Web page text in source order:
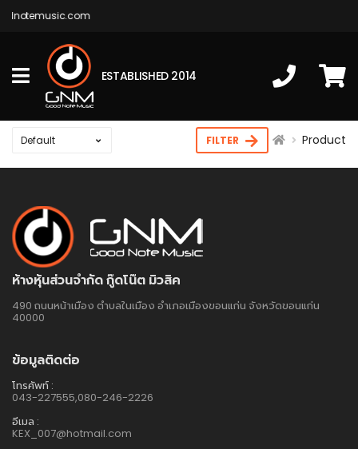
ESTABLISHED 2014
FILTER Product
ห้างหุ้นส่วนจำกัด กู๊ดโน๊ต มิวสิค
490 ถนนหน้าเมือง ตำบลในเมือง อำเภอเมืองขอนแก่น จังหวัดขอนแก่น
40000
ข้อมูลติดต่อ
โทรศัพท์ :
043-227555,080-246-2226
อีเมล :
KEX_007@hotmail.com